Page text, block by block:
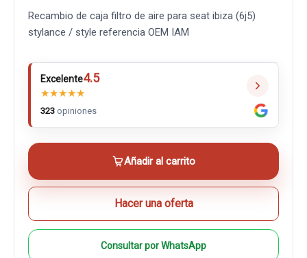
Recambio de caja filtro de aire para seat ibiza (6j5)
stylance / style referencia OEM IAM
Excelente4.5
★★★★★
323 opiniones
Añadir al carrito
Hacer una oferta
Consultar por WhatsApp